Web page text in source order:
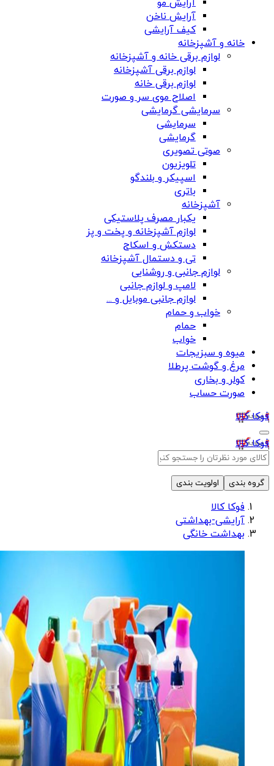
آرایش مو
آرایش ناخن
کیف آرایشی
خانه و آشپزخانه
لوازم برقی خانه و آشپزخانه
لوازم برقی آشپزخانه
لوازم برقی خانه
اصلاح موی سر و صورت
سرمایشی گرمایشی
سرمایشی
گرمایشی
صوتی تصویری
تلویزیون
اسپیکر و بلندگو
باتری
آشپزخانه
یکبار مصرف پلاستیکی
لوازم آشپزخانه و پخت و پز
دستکش و اسکاج
تی و دستمال آشپزخانه
لوازم جانبی و روشنایی
لامپ و لوازم جانبی
لوازم جانبی موبایل و ...
خواب و حمام
حمام
خواب
میوه و سبزیجات
مرغ و گوشت پرطلا
کولر و بخاری
صورت حساب
فوکا کالا
فوکا کالا
گروه بندی اولویت بندی
فوکا کالا
آرایشی-بهداشتی
بهداشت خانگی